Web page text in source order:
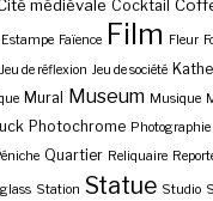
médiévale Cocktail
Estampe Faïence Film Fleur
Jeu de réflexion Jeu de société
Mural Museum Musique
Photochrome Photographie
Quartier Reliquaire
Station Statue Studio